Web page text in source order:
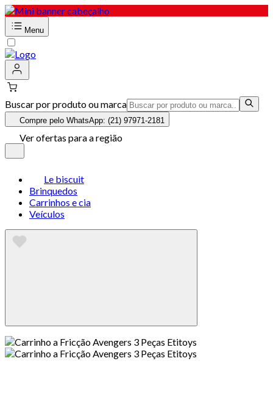
Menu
Buscar por produto ou marca
Compre pelo WhatsApp: (21) 97971-2181
Ver ofertas para a região
Le biscuit
Brinquedos
Carrinhos e cia
Veículos